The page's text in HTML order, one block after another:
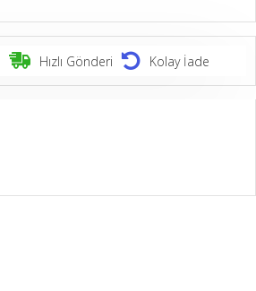
Hızlı Gönderi Kolay İade